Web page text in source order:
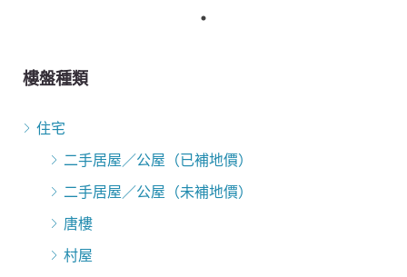
樓盤種類
住宅
二手居屋／公屋（已補地價）
二手居屋／公屋（未補地價）
唐樓
村屋